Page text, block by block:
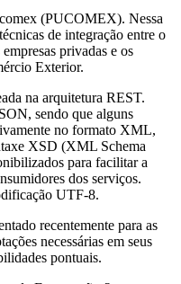
(PUCOMEX). Nessa
de integração entre o
privadas e os
Exterior.
na arquitetura REST.
sendo que alguns
no formato XML,
XSD (XML Schema
para facilitar a
dos serviços.
UTF-8.
recentemente para as
necessárias em seus
pontuais.